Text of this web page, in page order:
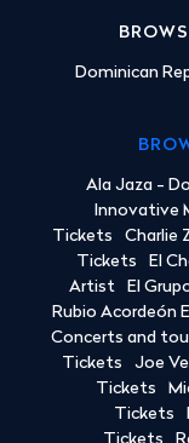
Dominican
Ala Jaza -
Innovative
Tickets
Charlie
Tickets
El
Artist
El
Rubio Acordeón
Concerts and
Tickets
Joe
Tickets
Tickets